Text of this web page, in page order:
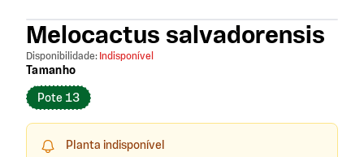
Melocactus salvadorensis
Disponibilidade: Indisponível
Tamanho
Pote 13
Planta indisponível